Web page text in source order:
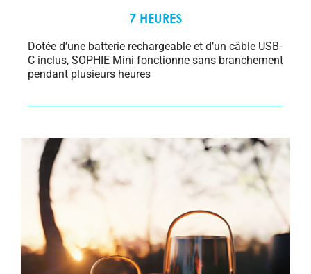
7 HEURES
Dotée d’une batterie rechargeable et d’un câble USB-
C inclus, SOPHIE Mini fonctionne sans branchement
pendant plusieurs heures